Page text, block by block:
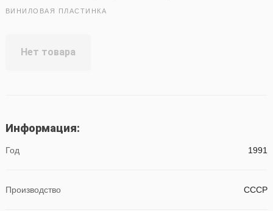
ВИНИЛОВАЯ ПЛАСТИНКА
Нет товара
Информация:
Год 1991
Производство СССР